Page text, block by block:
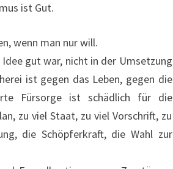
ist Gut.
wenn man nur will.
gut war, nicht in der Umsetzung
ist gegen das Leben, gegen die
Fürsorge ist schädlich für die
zu viel Staat, zu viel Vorschrift, zu
die Schöpferkraft, die Wahl zur